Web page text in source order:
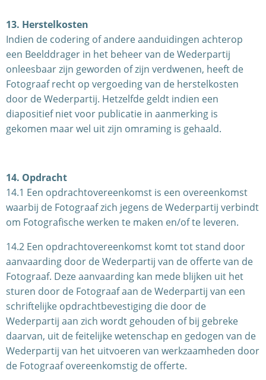
13. Herstelkosten
Indien de codering of andere aanduidingen achterop
een Beelddrager in het beheer van de Wederpartij
onleesbaar zijn geworden of zijn verdwenen, heeft de
Fotograaf recht op vergoeding van de herstelkosten
door de Wederpartij. Hetzelfde geldt indien een
diapositief niet voor publicatie in aanmerking is
gekomen maar wel uit zijn omraming is gehaald.
14. Opdracht
14.1 Een opdrachtovereenkomst is een overeenkomst
waarbij de Fotograaf zich jegens de Wederpartij verbindt
om Fotografische werken te maken en/of te leveren.
14.2 Een opdrachtovereenkomst komt tot stand door
aanvaarding door de Wederpartij van de offerte van de
Fotograaf. Deze aanvaarding kan mede blijken uit het
sturen door de Fotograaf aan de Wederpartij van een
schriftelijke opdrachtbevestiging die door de
Wederpartij aan zich wordt gehouden of bij gebreke
daarvan, uit de feitelijke wetenschap en gedogen van de
Wederpartij van het uitvoeren van werkzaamheden door
de Fotograaf overeenkomstig de offerte.